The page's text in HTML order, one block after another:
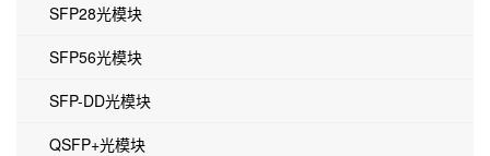
SFP28光模块
SFP56光模块
SFP-DD光模块
QSFP+光模块